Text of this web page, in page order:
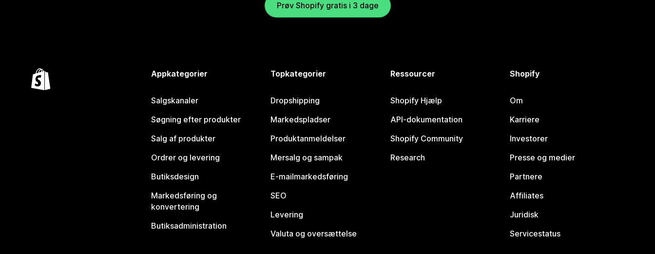
Prøv Shopify gratis i 3 dage
Appkategorier
Salgskanaler
Søgning efter produkter
Salg af produkter
Ordrer og levering
Butiksdesign
Markedsføring og
konvertering
Butiksadministration
Topkategorier
Dropshipping
Markedspladser
Produktanmeldelser
Mersalg og sampak
E-mailmarkedsføring
SEO
Levering
Valuta og oversættelse
Ressourcer
Shopify Hjælp
API-dokumentation
Shopify Community
Research
Shopify
Om
Karriere
Investorer
Presse og medier
Partnere
Affiliates
Juridisk
Servicestatus